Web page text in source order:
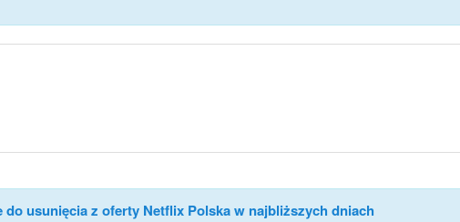
do usunięcia z oferty Netflix Polska w najbliższych dniach